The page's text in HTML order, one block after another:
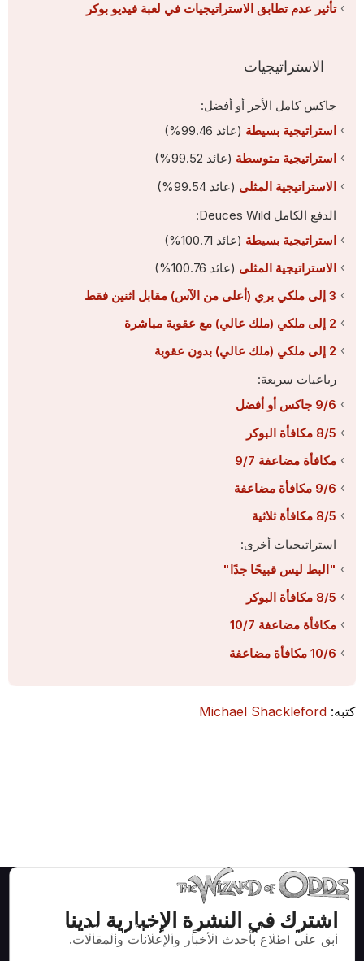
تأثير عدم تطابق الاستراتيجيات في لعبة فيديو بوكر
الاستراتيجيات
جاكس كامل الأجر أو أفضل:
استراتيجية بسيطة(عائد 99.46%)
استراتيجية متوسطة(عائد 99.52%)
الاستراتيجية المثلى(عائد 99.54%)
الدفع الكامل Deuces Wild:
استراتيجية بسيطة(عائد 100.71%)
الاستراتيجية المثلى(عائد 100.76%)
3 إلى ملكي بري (أعلى من الآس) مقابل اثنين فقط
2 إلى ملكي (ملك عالي) مع عقوبة مباشرة
2 إلى ملكي (ملك عالي) بدون عقوبة
رباعيات سريعة:
9/6 جاكس أو أفضل
8/5 مكافأة البوكر
مكافأة مضاعفة 9/7
9/6 مكافأة مضاعفة
8/5 مكافأة ثلاثية
استراتيجيات أخرى:
"البط ليس قبيحًا جدًا"
8/5 مكافأة البوكر
مكافأة مضاعفة 10/7
10/6 مكافأة مضاعفة
كتبه:Michael Shackleford
اشترك في النشرة الإخبارية لدينا
ابق على اطلاع بأحدث الأخبار والإعلانات والمقالات.
استراتيجيات ومعلومات صحيحة رياضيا لألعاب الكازينو مثل
البلاك جاك وكرابس والروليت ومئات الألعاب الأخرى التي